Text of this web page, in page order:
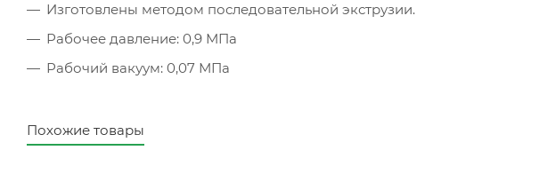
Изготовлены методом последовательной экструзии.
Рабочее давление: 0,9 МПа
Рабочий вакуум: 0,07 МПа
Похожие товары